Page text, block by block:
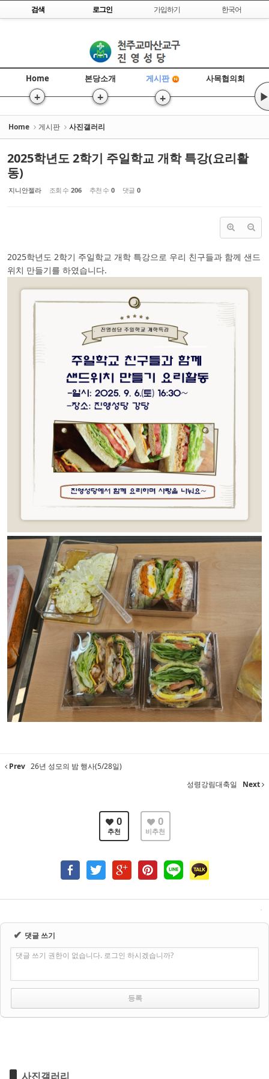
Skip to content
검색 로그인 가입하기 한국어
Home
+
본당소개
+
게시판
+
사목협의회
▶
Home 게시판 사진갤러리
2025학년도 2학기 주일학교 개학 특강(요리활
동)
지니안젤라 조회 수 206 추천 수 0 댓글 0
2025학년도 2학기 주일학교 개학 특강으로 우리 친구들과 함께 샌드
위치 만들기를 하였습니다.
Prev 26년 성모의 밤 행사(5/28일)
성령강림대축일
Next
0
추천
0
비추천
✔ 댓글 쓰기
댓글 쓰기 권한이 없습니다. 로그인 하시겠습니까?
사진갤러리
Sketchbook5, 스케치북5
Sketchbook5, 스케치북5